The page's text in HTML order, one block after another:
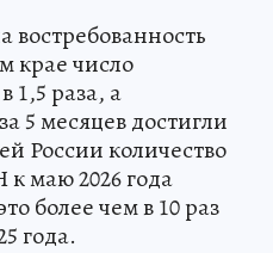
востребованность
крае число
1,5 раза, а
5 месяцев достигли
России количество
к маю 2026 года
более чем в 10 раз
года.